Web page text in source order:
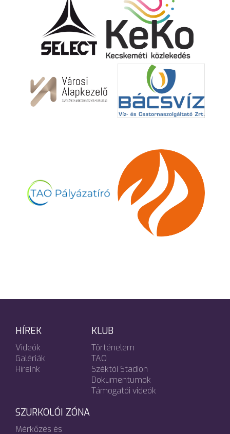
HÍREK
Videók
Galériák
Híreink
KLUB
Történelem
TAO
Széktói Stadion
Dokumentumok
Támogatói videók
SZURKOLÓI ZÓNA
Mérkőzés és